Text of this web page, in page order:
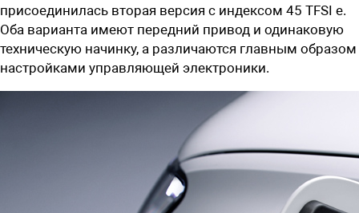
присоединилась вторая версия с индексом 45 TFSI e.
Оба варианта имеют передний привод и одинаковую
техническую начинку, а различаются главным образом
настройками управляющей электроники.